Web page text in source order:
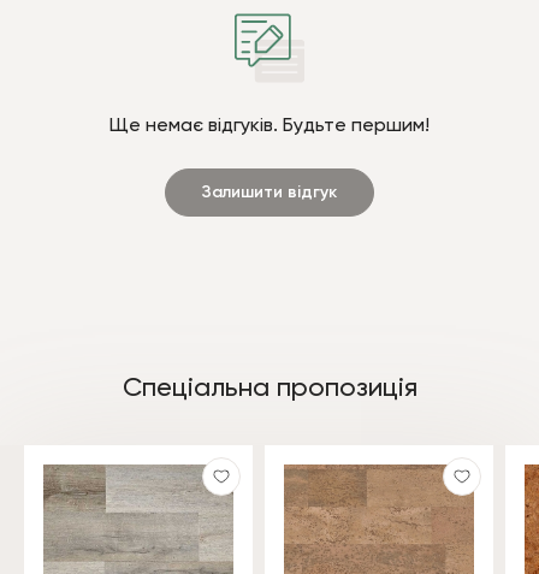
Ще немає відгуків. Будьте першим!
Залишити відгук
Спеціальна пропозиція